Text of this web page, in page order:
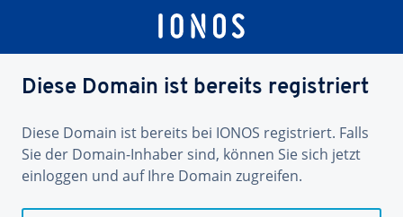
Diese Domain ist bereits registriert
Diese Domain ist bereits bei IONOS registriert. Falls
Sie der Domain-Inhaber sind, können Sie sich jetzt
einloggen und auf Ihre Domain zugreifen.